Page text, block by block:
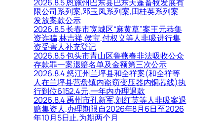
2026.8.5 恩施州巴东县巴东天蓬畜牧发展有
限公司系列案,邓玉凤系列案,田桂英系列案
发放案款公示
2026.8.5 长春市宽城区“麻黄草”案王元恭集
资诈骗,林吉祥,侯宝,付权义等人非吸进行集
资受害人补充登记
2026.8.5 包头市青山区鲁燕春非法吸收公众
存款罪一案退赔名单及金额第三次公示
2026.8.4 怒江州兰坪县和全祥案(和全祥等
人在兰坪县营盘镇内盗窃变压器内铜芯线)执
行到位6152.4元,一年内办理退款
2026.8.4 禹州市孔新军,刘红英等人非吸案退
赔集资人,办理期限自2026年8月6日至2026
年10月5日止,为期两个月